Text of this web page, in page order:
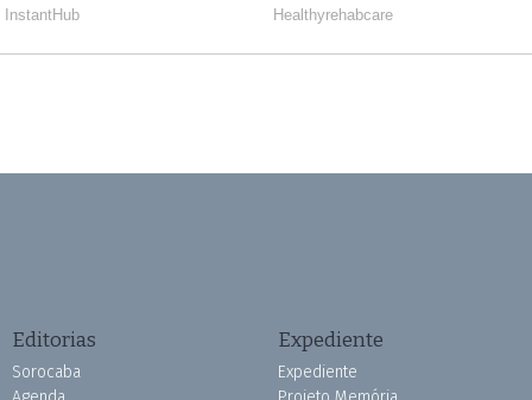
Editorias
Sorocaba
Expediente
Expediente